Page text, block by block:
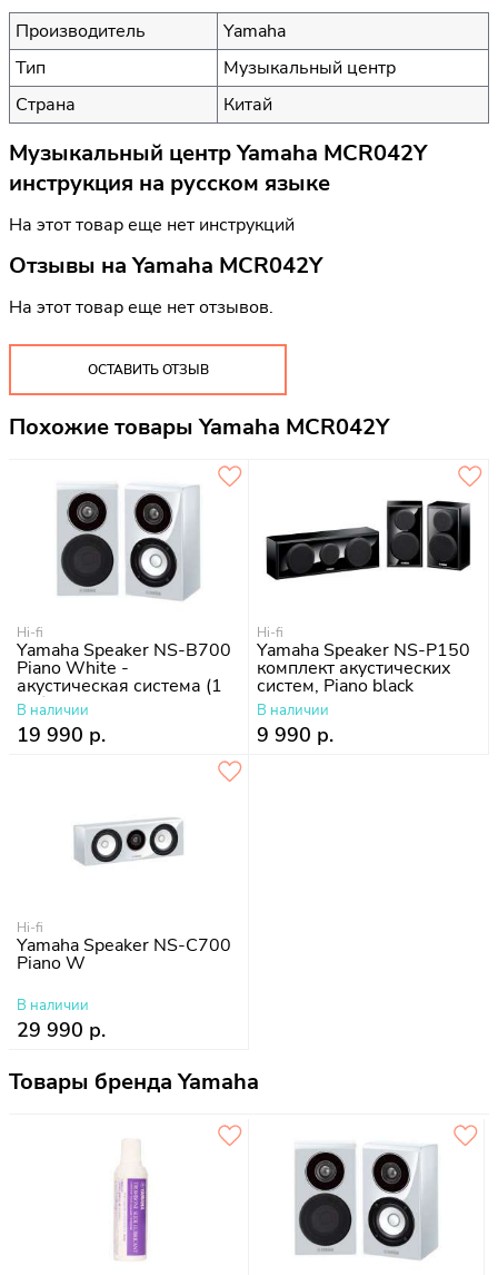
Производитель
Yamaha
Тип
Музыкальный центр
Страна
Китай
Музыкальный центр Yamaha MCR042Y
инструкция на русском языке
На этот товар еще нет инструкций
Отзывы наYamaha MCR042Y
На этот товар еще нет отзывов.
ОСТАВИТЬ ОТЗЫВ
Похожие товары Yamaha MCR042Y
Hi-fi
Yamaha Speaker NS-B700
Piano White -
акустическая система (1
шт.)
В наличии
19 990 р.
Hi-fi
Yamaha Speaker NS-P150
комплект акустических
систем, Piano black
В наличии
9 990 р.
Hi-fi
Yamaha Speaker NS-C700
Piano W
В наличии
29 990 р.
Товары бренда Yamaha